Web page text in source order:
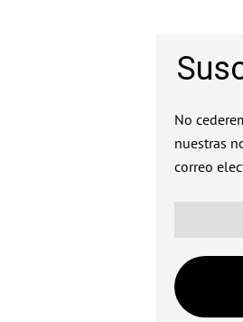
No
nuestras
correo